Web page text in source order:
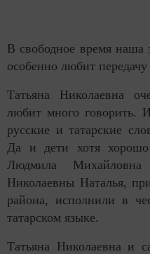
В свободное время наша
особенно любит
Татьяна Николаевна
любит много говорить.
русские и татарские
Да и дети хотя
Людмила
Николаевны Наталья,
района, исполнили в
татарском языке.
Татьяна Николаевна и